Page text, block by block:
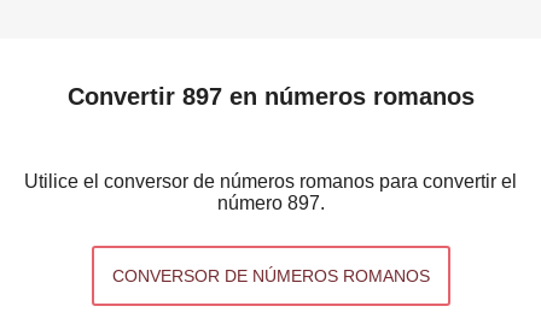
Convertir 897 en números romanos
Utilice el conversor de números romanos para convertir el
número 897.
CONVERSOR DE NÚMEROS ROMANOS